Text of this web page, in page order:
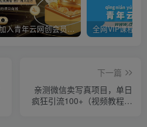
加入青年云网创会员，全站资源免费学习。加入高级合伙人，推广日入1000+
下一篇
亲测微信卖写真项目，单日
疯狂引流100+（视频教程）